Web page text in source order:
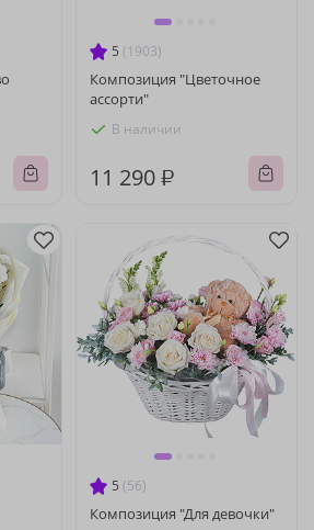
5 (1903)
Композиция "Цветочное
ассорти"
В наличии
11 290 ₽
5 (56)
Композиция "Для девочки"